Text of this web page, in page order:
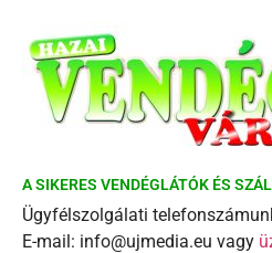
A SIKERES VENDÉGLÁTÓK ÉS
Ügyfélszolgálati
E-mail: info@ujmedia.eu vagy